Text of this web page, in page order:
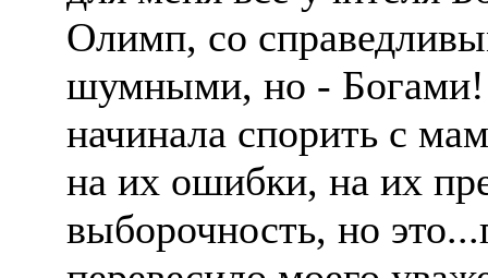
Олимп, со
шумными, но - Богами!
начинала спорить с
на их ошибки, на их
выборочность, но